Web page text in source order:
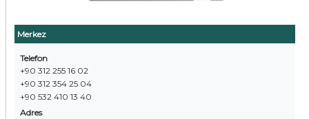
Merkez
Telefon
+90 312 255 16 02
+90 312 354 25 04
+90 532 410 13 40
Adres